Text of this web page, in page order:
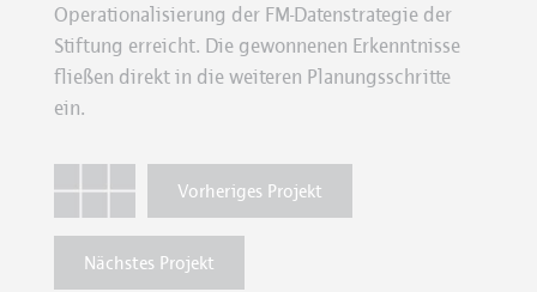
Operationalisierung der FM-Datenstrategie der
Stiftung erreicht. Die gewonnenen Erkenntnisse
fließen direkt in die weiteren Planungsschritte
ein.
Vorheriges Projekt
Nächstes Projekt